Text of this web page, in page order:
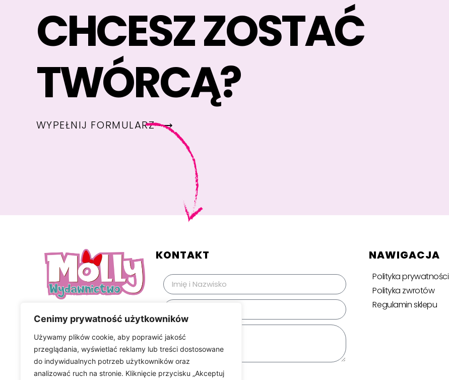
Cenimy prywatność użytkowników
Używamy plików cookie, aby poprawić jakość
przeglądania, wyświetlać reklamy lub treści dostosowane
do indywidualnych potrzeb użytkowników oraz
analizować ruch na stronie. Kliknięcie przycisku „Akceptuj
CHCESZ ZOSTAĆ
TWÓRCĄ?
WYPEŁNIJ FORMULARZ ⟶
KONTAKT NAWIGACJA
Polityka prywatności
Polityka zwrotów
Regulamin sklepu